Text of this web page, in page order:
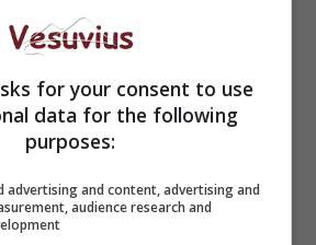
di entrambi i genitori
in tenera età ma anche le
i grandi della televisione
a Mike Buongiorno
maestri” che hanno dato
di showgirl.
for your consent to use
data for the following
purposes:
advertising and content, advertising and
audience research and